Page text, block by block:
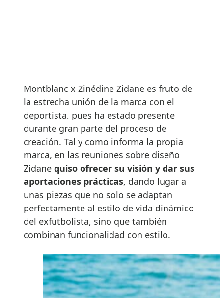
Montblanc x Zinédine Zidane es fruto de
la estrecha unión de la marca con el
deportista, pues ha estado presente
durante gran parte del proceso de
creación. Tal y como informa la propia
marca, en las reuniones sobre diseño
Zidane quiso ofrecer su visión y dar sus
aportaciones prácticas, dando lugar a
unas piezas que no solo se adaptan
perfectamente al estilo de vida dinámico
del exfutbolista, sino que también
combinan funcionalidad con estilo.